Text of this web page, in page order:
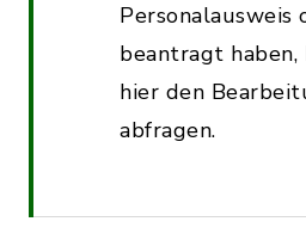
Personalausweis
beantragt haben,
hier den
abfragen.